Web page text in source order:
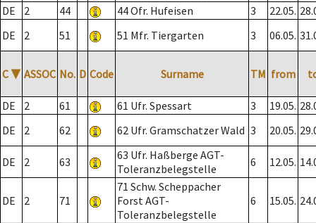
DE
2 44 44 Ofr. Hufeisen 3 22.05.
DE
2 51 51 Mfr. Tiergarten 3 06.05.
C ▼ ASSOC No. D Code Surname TM from
DE 2 61 61 Ufr. Spessart 3 19.05.
DE
2 62 62 Ufr. Gramschatzer Wald 3 20.05.
DE 2 63
63 Ufr. Haßberge AGT-
Toleranzbelegstelle
6 12.05.
DE 2 71
71 Schw. Scheppacher
Forst AGT-
Toleranzbelegstelle
6 15.05.